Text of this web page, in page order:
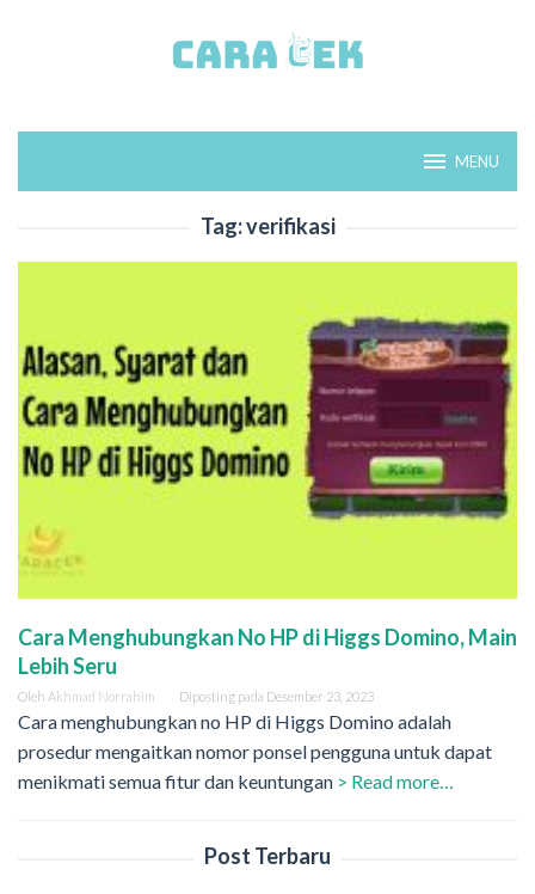
MENU
Tag:verifikasi
Cara Menghubungkan No HP di Higgs Domino, Main
Lebih Seru
Oleh Akhmad Norrahim Diposting pada Desember 23, 2023
Cara menghubungkan no HP di Higgs Domino adalah
prosedur mengaitkan nomor ponsel pengguna untuk dapat
menikmati semua fitur dan keuntungan > Read more…
Post Terbaru